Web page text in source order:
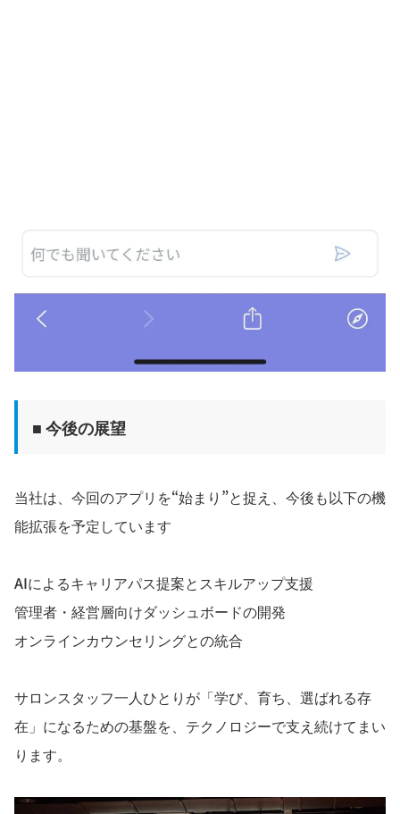
■ 今後の展望
当社は、今回のアプリを“始まり”と捉え、今後も以下の機
能拡張を予定しています
AIによるキャリアパス提案とスキルアップ支援
管理者・経営層向けダッシュボードの開発
オンラインカウンセリングとの統合
サロンスタッフ一人ひとりが「学び、育ち、選ばれる存
在」になるための基盤を、テクノロジーで支え続けてまい
ります。